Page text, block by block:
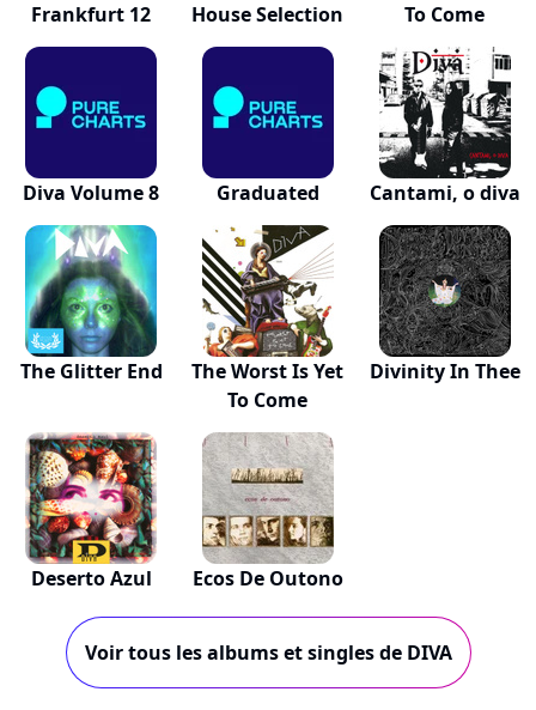
Frankfurt 12
House Selection
To Come
Diva Volume 8 Graduated Cantami, o diva
The Glitter End
The Worst Is Yet
To Come
Divinity In Thee
Deserto Azul Ecos De Outono
Voir tous les albums et singles de DIVA